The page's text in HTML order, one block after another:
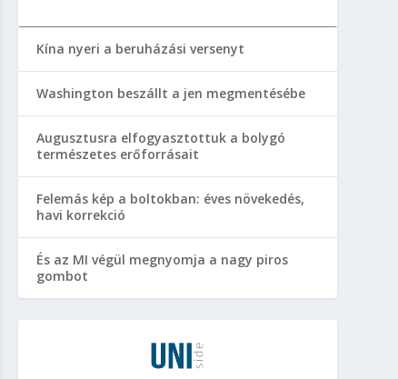
Kína nyeri a beruházási versenyt
Washington beszállt a jen megmentésébe
Augusztusra elfogyasztottuk a bolygó
természetes erőforrásait
Felemás kép a boltokban: éves növekedés,
havi korrekció
És az MI végül megnyomja a nagy piros
gombot